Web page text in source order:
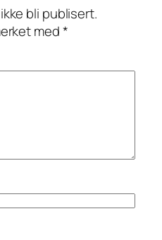
bli publisert.
med*